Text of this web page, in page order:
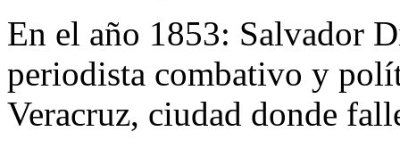
En el año 1853: Salvador
periodista combativo y
Veracruz, ciudad donde